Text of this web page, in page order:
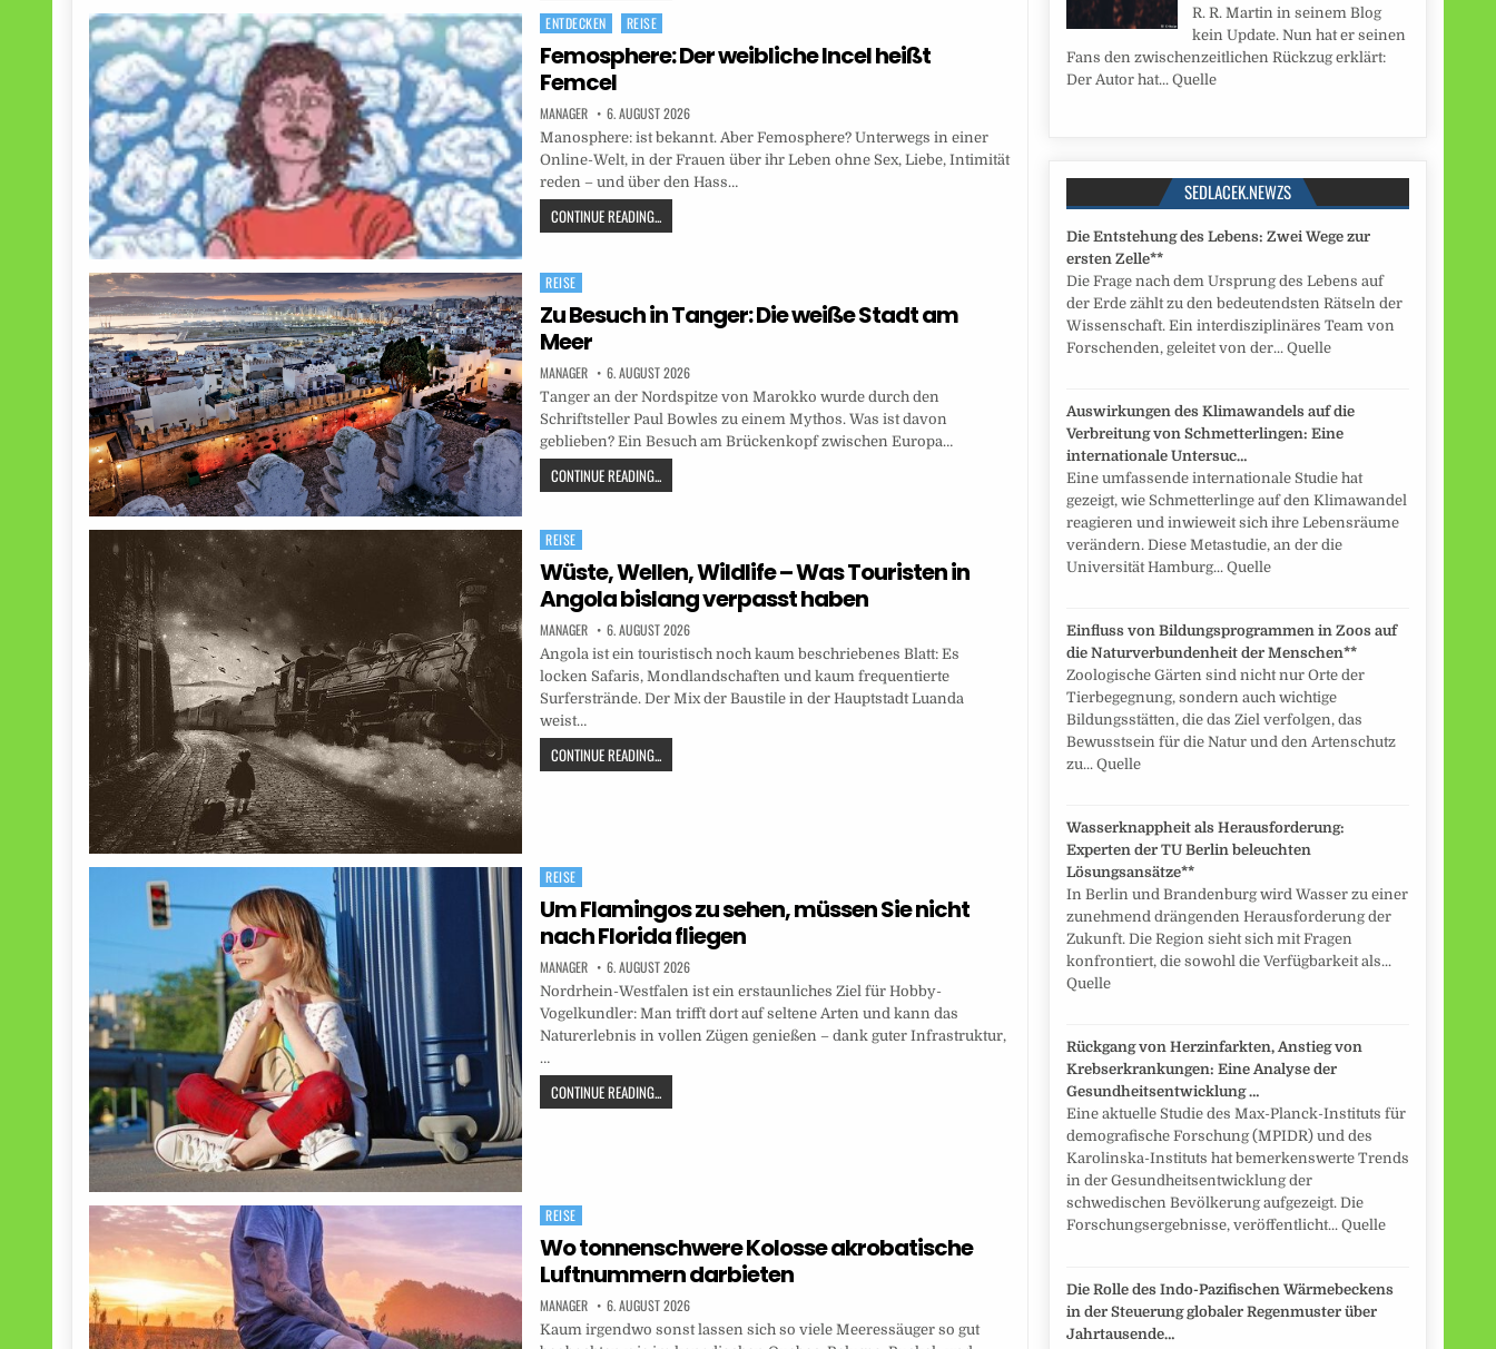
Posted
in
ENTDECKEN REISE
Femosphere: Der weibliche Incel heißt
Femcel
MANAGER 6. AUGUST 2026
Manosphere: ist bekannt. Aber Femosphere? Unterwegs in einer
Online-Welt, in der Frauen über ihr Leben ohne Sex, Liebe, Intimität
reden – und über den Hass…
CONTINUE READING...
Posted
in
REISE
Zu Besuch in Tanger: Die weiße Stadt am
Meer
MANAGER 6. AUGUST 2026
Tanger an der Nordspitze von Marokko wurde durch den
Schriftsteller Paul Bowles zu einem Mythos. Was ist davon
geblieben? Ein Besuch am Brückenkopf zwischen Europa…
CONTINUE READING...
Posted
in
REISE
Wüste, Wellen, Wildlife – Was Touristen in
Angola bislang verpasst haben
MANAGER 6. AUGUST 2026
Angola ist ein touristisch noch kaum beschriebenes Blatt: Es
locken Safaris, Mondlandschaften und kaum frequentierte
Surferstrände. Der Mix der Baustile in der Hauptstadt Luanda
weist…
CONTINUE READING...
Posted
in
REISE
Um Flamingos zu sehen, müssen Sie nicht
nach Florida fliegen
MANAGER 6. AUGUST 2026
Nordrhein-Westfalen ist ein erstaunliches Ziel für Hobby-
Vogelkundler: Man trifft dort auf seltene Arten und kann das
Naturerlebnis in vollen Zügen genießen – dank guter Infrastruktur,
…
CONTINUE READING...
Posted
in
REISE
Wo tonnenschwere Kolosse akrobatische
Luftnummern darbieten
MANAGER 6. AUGUST 2026
Kaum irgendwo sonst lassen sich so viele Meeressäuger so gut
R. R. Martin in seinem Blog
kein Update. Nun hat er seinen
Fans den zwischenzeitlichen Rückzug erklärt:
Der Autor hat... Quelle
SEDLACEK.NEWZS
Die Entstehung des Lebens: Zwei Wege zur
ersten Zelle**
Die Frage nach dem Ursprung des Lebens auf
der Erde zählt zu den bedeutendsten Rätseln der
Wissenschaft. Ein interdisziplinäres Team von
Forschenden, geleitet von der... Quelle
Auswirkungen des Klimawandels auf die
Verbreitung von Schmetterlingen: Eine
internationale Untersuc…
Eine umfassende internationale Studie hat
gezeigt, wie Schmetterlinge auf den Klimawandel
reagieren und inwieweit sich ihre Lebensräume
verändern. Diese Metastudie, an der die
Universität Hamburg... Quelle
Einfluss von Bildungsprogrammen in Zoos auf
die Naturverbundenheit der Menschen**
Zoologische Gärten sind nicht nur Orte der
Tierbegegnung, sondern auch wichtige
Bildungsstätten, die das Ziel verfolgen, das
Bewusstsein für die Natur und den Artenschutz
zu... Quelle
Wasserknappheit als Herausforderung:
Experten der TU Berlin beleuchten
Lösungsansätze**
In Berlin und Brandenburg wird Wasser zu einer
zunehmend drängenden Herausforderung der
Zukunft. Die Region sieht sich mit Fragen
konfrontiert, die sowohl die Verfügbarkeit als...
Quelle
Rückgang von Herzinfarkten, Anstieg von
Krebserkrankungen: Eine Analyse der
Gesundheitsentwicklung …
Eine aktuelle Studie des Max-Planck-Instituts für
demografische Forschung (MPIDR) und des
Karolinska-Instituts hat bemerkenswerte Trends
in der Gesundheitsentwicklung der
schwedischen Bevölkerung aufgezeigt. Die
Forschungsergebnisse, veröffentlicht... Quelle
Die Rolle des Indo-Pazifischen Wärmebeckens
in der Steuerung globaler Regenmuster über
Jahrtausende…